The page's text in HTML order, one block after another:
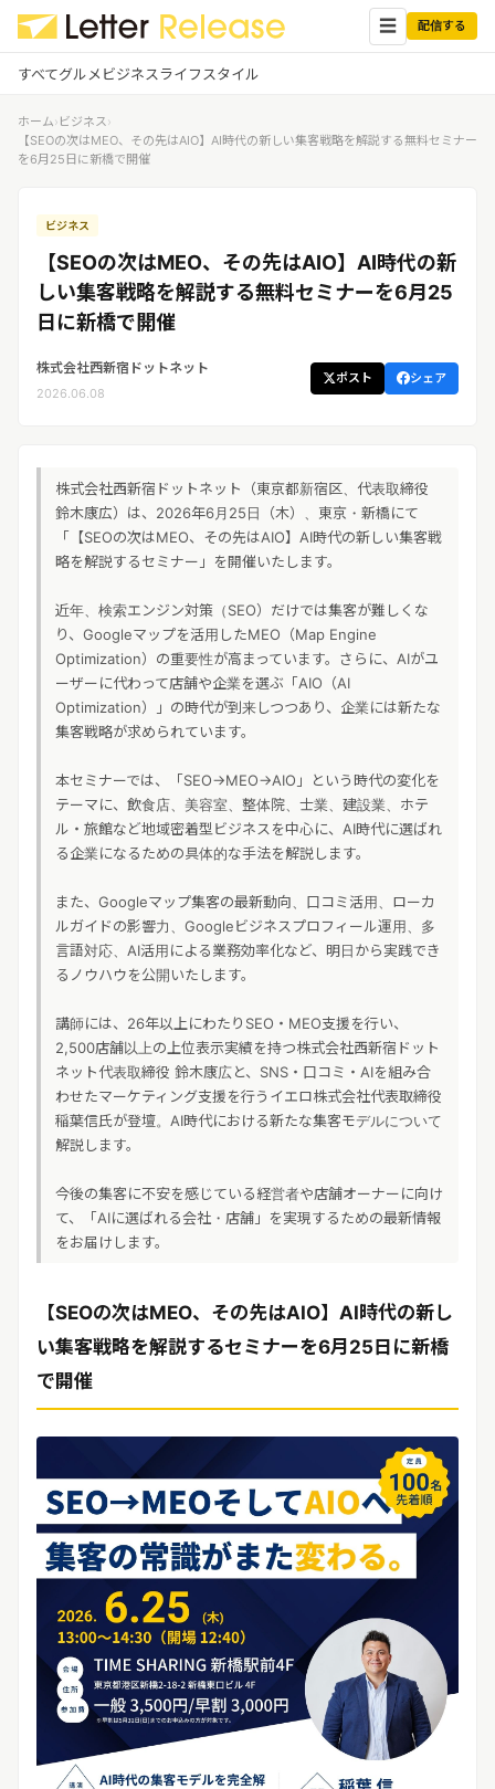
☰ 配信する
すべてグルメビジネスライフスタイル
ビジネス
リリースを配信する
ログイン ✕
企業ユーザーでログイン
する
受信 レターリリース受信ユーザー
メディアユーザーでログインする
レターリリースを受信（メディア登
ホーム› ビジネス›
【SEOの次はMEO、その先はAIO】AI時代の新しい集客戦略を解説する無料セミナー
を6月25日に新橋で開催
ビジネス
【SEOの次はMEO、その先はAIO】AI時代の新
しい集客戦略を解説する無料セミナーを6月25
日に新橋で開催
株式会社西新宿ドットネット
2026.06.08
ポスト シェア
株式会社西新宿ドットネット（東京都新宿区、代表取締役
鈴木康広）は、2026年6月25日（木）、東京・新橋にて
「【SEOの次はMEO、その先はAIO】AI時代の新しい集客戦
略を解説するセミナー」を開催いたします。
近年、検索エンジン対策（SEO）だけでは集客が難しくな
り、Googleマップを活用したMEO（Map Engine
Optimization）の重要性が高まっています。さらに、AIがユ
ーザーに代わって店舗や企業を選ぶ「AIO（AI
Optimization）」の時代が到来しつつあり、企業には新たな
集客戦略が求められています。
本セミナーでは、「SEO→MEO→AIO」という時代の変化を
テーマに、飲食店、美容室、整体院、士業、建設業、ホテ
ル・旅館など地域密着型ビジネスを中心に、AI時代に選ばれ
る企業になるための具体的な手法を解説します。
また、Googleマップ集客の最新動向、口コミ活用、ローカ
ルガイドの影響力、Googleビジネスプロフィール運用、多
言語対応、AI活用による業務効率化など、明日から実践でき
るノウハウを公開いたします。
講師には、26年以上にわたりSEO・MEO支援を行い、
2,500店舗以上の上位表示実績を持つ株式会社西新宿ドット
ネット代表取締役 鈴木康広と、SNS・口コミ・AIを組み合
わせたマーケティング支援を行うイエロ株式会社代表取締役
稲葉信氏が登壇。AI時代における新たな集客モデルについて
解説します。
今後の集客に不安を感じている経営者や店舗オーナーに向け
て、「AIに選ばれる会社・店舗」を実現するための最新情報
をお届けします。
【SEOの次はMEO、その先はAIO】AI時代の新し
い集客戦略を解説するセミナーを6月25日に新橋
で開催